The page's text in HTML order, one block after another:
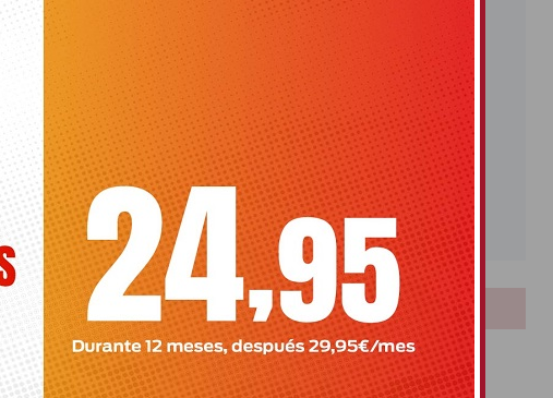
LOTERIAS
Bonoloto
Primitiva